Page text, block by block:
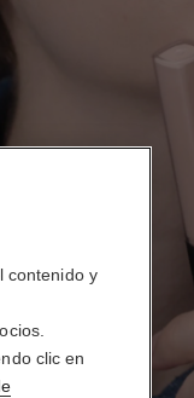
contenido y
clic en